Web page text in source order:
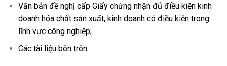
Văn bản đề nghị cấp Giấy chứng nhận đủ điều kiện kinh
doanh hóa chất sản xuất, kinh doanh có điều kiện trong
lĩnh vực công nghiệp;
Các tài liệu bên trên.